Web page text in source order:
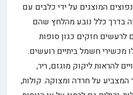
המוצגים על ידי כלבים עם
בדרך כלל נובע מהלחץ שהם
חזקים כגון סופות
מכשירי חשמל ביתיים רועשים.
להראות ליקוק מוגזם, ריר,
על חרדה ומצוקה. קולות,